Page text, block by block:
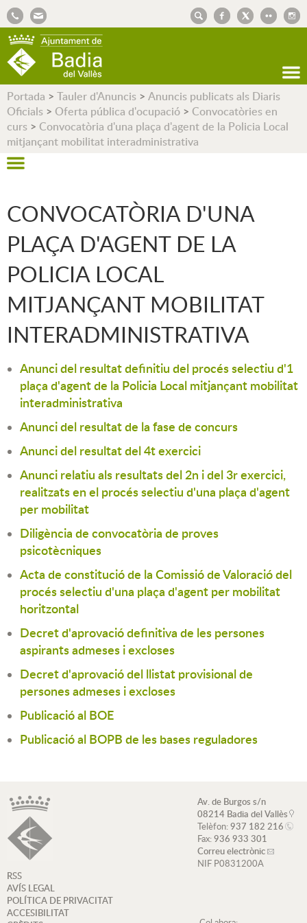
Portada > Tauler d'Anuncis > Anuncis publicats als Diaris
Oficials > Oferta pública d'ocupació > Convocatòries en
curs > Convocatòria d'una plaça d'agent de la Policia Local
mitjançant mobilitat interadministrativa
CONVOCATÒRIA D'UNA
PLAÇA D'AGENT DE LA
POLICIA LOCAL
MITJANÇANT MOBILITAT
INTERADMINISTRATIVA
Anunci del resultat definitiu del procés selectiu d'1
plaça d'agent de la Policia Local mitjançant mobilitat
interadministrativa
Anunci del resultat de la fase de concurs
Anunci del resultat del 4t exercici
Anunci relatiu als resultats del 2n i del 3r exercici,
realitzats en el procés selectiu d'una plaça d'agent
per mobilitat
Diligència de convocatòria de proves
psicotècniques
Acta de constitució de la Comissió de Valoració del
procés selectiu d'una plaça d'agent per mobilitat
horitzontal
Decret d'aprovació definitiva de les persones
aspirants admeses i excloses
Decret d'aprovació del llistat provisional de
persones admeses i excloses
Publicació al BOE
Publicació al BOPB de les bases reguladores
Av. de Burgos s/n
08214 Badia del Vallès
Telèfon:937 182 216
Fax:936 933 301
Correu electrònic
NIF P0831200A
RSS
AVÍS LEGAL
POLÍTICA DE PRIVACITAT
ACCESIBILITAT